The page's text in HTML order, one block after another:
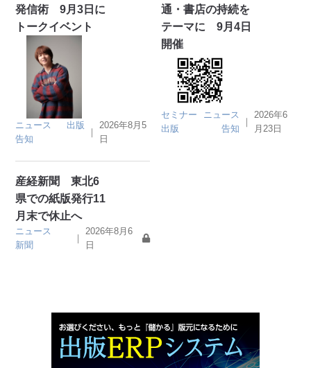
発信術 9月3日に
トークイベント
ニュース
出版
告知
｜
2026年8月5
日
通・書店の持続を
テーマに 9月4日
開催
セミナー
ニュース
出版
告知
｜
2026年6
月23日
産経新聞 東北6
県での紙版発行11
月末で休止へ
ニュース
新聞
｜
2026年8月6
日